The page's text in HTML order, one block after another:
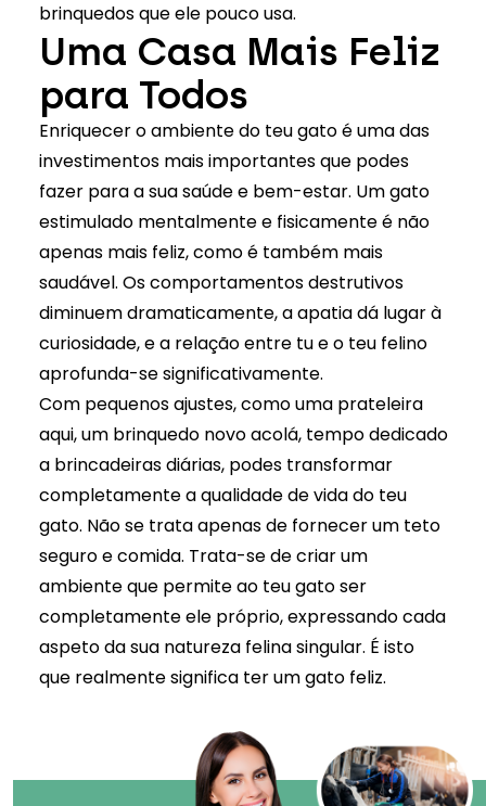
brinquedos que ele pouco usa.
Uma Casa Mais Feliz
para Todos
Enriquecer o ambiente do teu gato é uma das
investimentos mais importantes que podes
fazer para a sua saúde e bem-estar. Um gato
estimulado mentalmente e fisicamente é não
apenas mais feliz, como é também mais
saudável. Os comportamentos destrutivos
diminuem dramaticamente, a apatia dá lugar à
curiosidade, e a relação entre tu e o teu felino
aprofunda-se significativamente.
Com pequenos ajustes, como uma prateleira
aqui, um brinquedo novo acolá, tempo dedicado
a brincadeiras diárias, podes transformar
completamente a qualidade de vida do teu
gato. Não se trata apenas de fornecer um teto
seguro e comida. Trata-se de criar um
ambiente que permite ao teu gato ser
completamente ele próprio, expressando cada
aspeto da sua natureza felina singular. É isto
que realmente significa ter um gato feliz.